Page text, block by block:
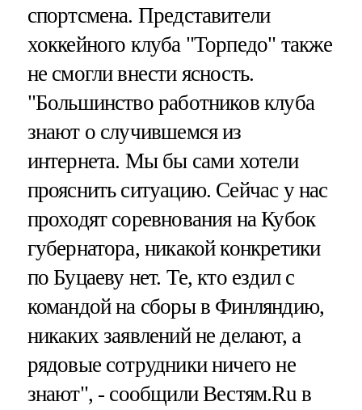
спортсмена. Представители
хоккейного клуба "Торпедо" также
не смогли внести ясность.
"Большинство работников клуба
знают о случившемся из
интернета. Мы бы сами хотели
прояснить ситуацию. Сейчас у нас
проходят соревнования на Кубок
губернатора, никакой конкретики
по Буцаеву нет. Те, кто ездил с
командой на сборы в Финляндию,
никаких заявлений не делают, а
рядовые сотрудники ничего не
знают", - сообщили Вестям.Ru в